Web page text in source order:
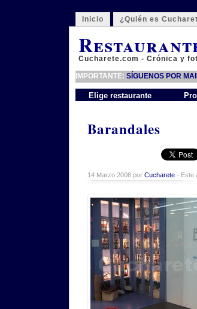
Inicio ¿Quién es
Cucharete.com - Crónica y
IMPORTANTE: SÍGUENOS POR
Elige restaurante
Barandales
14 Marzo 2008 por Cucharete - Este